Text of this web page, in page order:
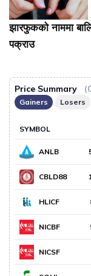
झारफुकको नाममा
पक्राउ